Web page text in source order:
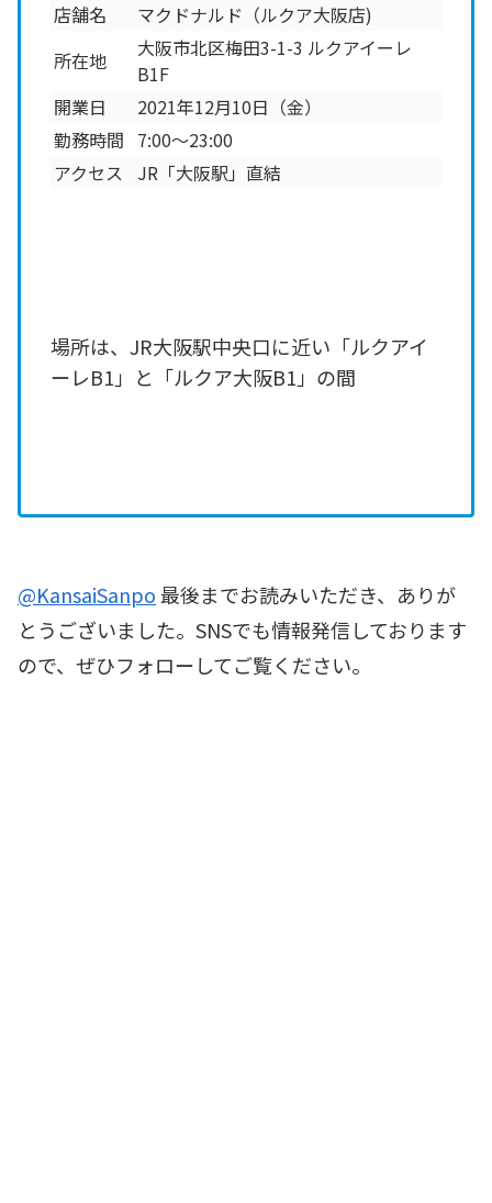
店舗名
マクドナルド（ルクア大阪店)
所在地
大阪市北区梅田3-1-3 ルクアイーレ
B1F
開業日
2021年12月10日（金）
勤務時間 7:00〜23:00
アクセス
JR「大阪駅」直結
場所は、JR大阪駅中央口に近い「ルクアイ
ーレB1」と「ルクア大阪B1」の間
@KansaiSanpo最後までお読みいただき、ありが
とうございました。SNSでも情報発信しております
ので、ぜひフォローしてご覧ください。